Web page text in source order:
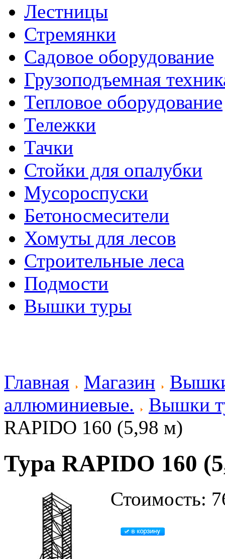
Лестницы
Стремянки
Садовое оборудование
Грузоподъемная
Тепловое оборудование
Тележки
Тачки
Стойки для опалубки
Мусороспуски
Бетоносмесители
Хомуты для лесов
Строительные леса
Подмости
Вышки туры
Главная Магазин
аллюминиевые.
Вышки
RAPIDO 160 (5,98 м)
Тура RAPIDO 160
Стоимость: